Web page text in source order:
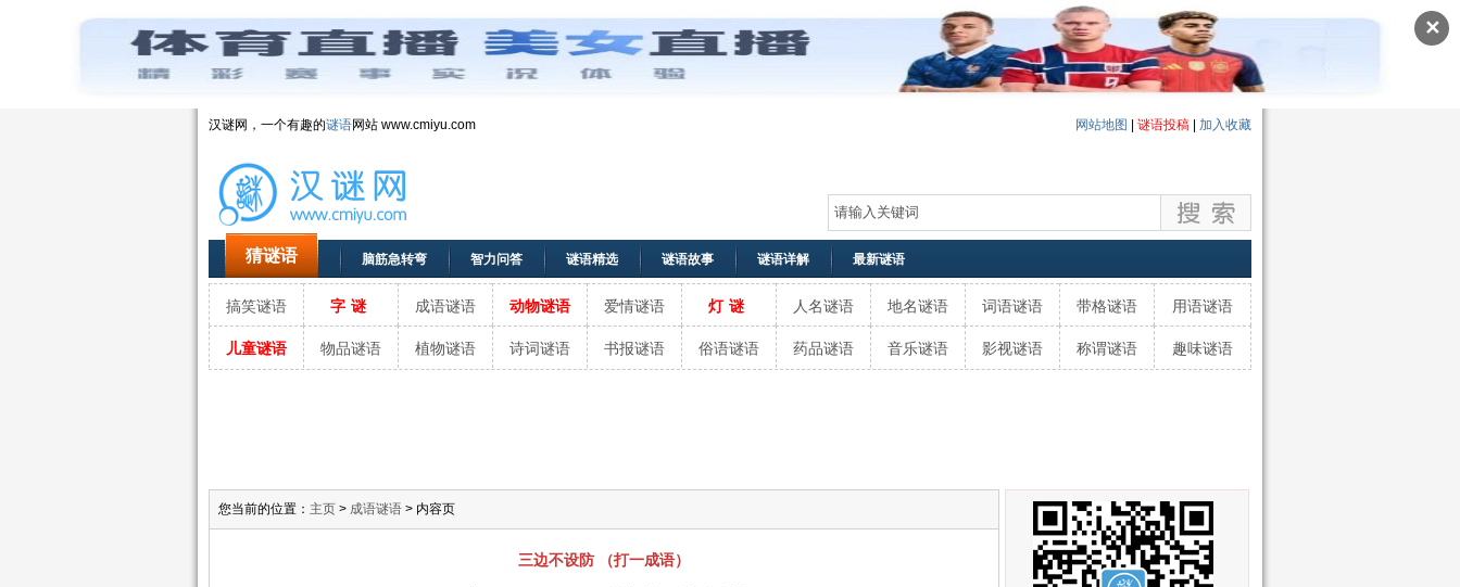
✕
汉谜网，一个有趣的谜语网站 www.cmiyu.com 网站地图 谜语投稿 加入收藏
猜谜语 脑筋急转弯 智力问答 谜语精选 谜语故事 谜语详解 最新谜语
搞笑谜语 字谜 成语谜语 动物谜语 爱情谜语 灯谜 人名谜语 地名谜语 词语谜语 带格谜语 用语谜语
儿童谜语 物品谜语 植物谜语 诗词谜语 书报谜语 俗语谜语 药品谜语 音乐谜语 影视谜语 称谓谜语 趣味谜语
您当前的位置： 主页 > 成语谜语 > 内容页
三边不设防 （打一成语）